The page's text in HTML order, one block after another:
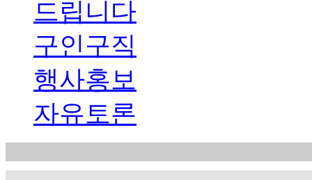
드립니다
구인구직
행사홍보
자유토론